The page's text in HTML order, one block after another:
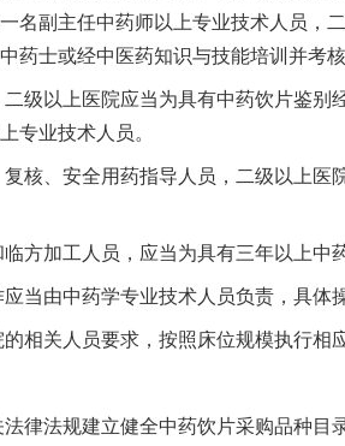
名副主任中药师以上专业技术人员，
药士或经中医药知识与技能培训并考
以上医院应当为具有中药饮片鉴别
专业技术人员。
、安全用药指导人员，二级以上医
加工人员，应当为具有三年以上中
由中药学专业技术人员负责，具体
关人员要求，按照床位规模执行相应
法规建立健全中药饮片采购品种目录